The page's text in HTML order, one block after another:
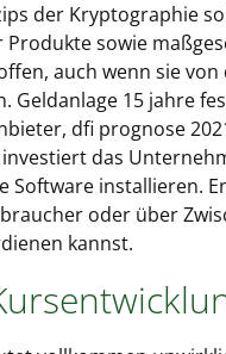
der Kryptographie
sowie
auch wenn sie
Geldanlage 15 jahre
dfi prognose
das
Software installieren.
oder über
kannst.